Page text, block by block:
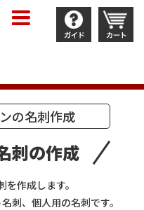
の名刺作成
刺の作成
作成します。
刺、個人用の名刺です。